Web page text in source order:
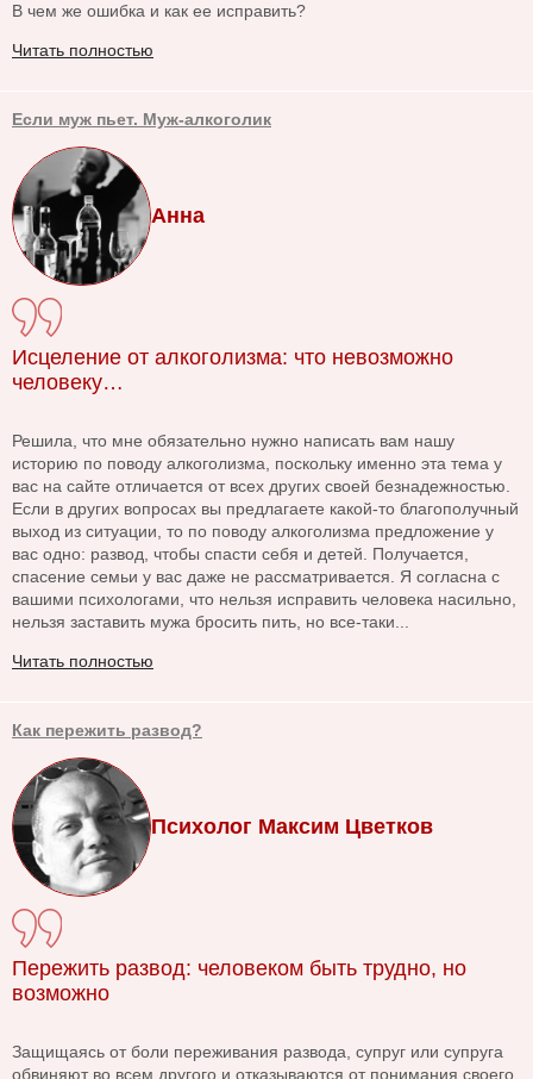
В чем же ошибка и как ее исправить?
Читать полностью
Если муж пьет. Муж-алкоголик
Анна
Исцеление от алкоголизма: что невозможно
человеку…
Решила, что мне обязательно нужно написать вам нашу
историю по поводу алкоголизма, поскольку именно эта тема у
вас на сайте отличается от всех других своей безнадежностью.
Если в других вопросах вы предлагаете какой-то благополучный
выход из ситуации, то по поводу алкоголизма предложение у
вас одно: развод, чтобы спасти себя и детей. Получается,
спасение семьи у вас даже не рассматривается. Я согласна с
вашими психологами, что нельзя исправить человека насильно,
нельзя заставить мужа бросить пить, но все-таки...
Читать полностью
Как пережить развод?
Психолог Максим Цветков
Пережить развод: человеком быть трудно, но
возможно
Защищаясь от боли переживания развода, супруг или супруга
обвиняют во всем другого и отказываются от понимания своего